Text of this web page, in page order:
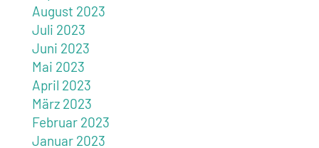
August 2023
Juli 2023
Juni 2023
Mai 2023
April 2023
März 2023
Februar 2023
Januar 2023